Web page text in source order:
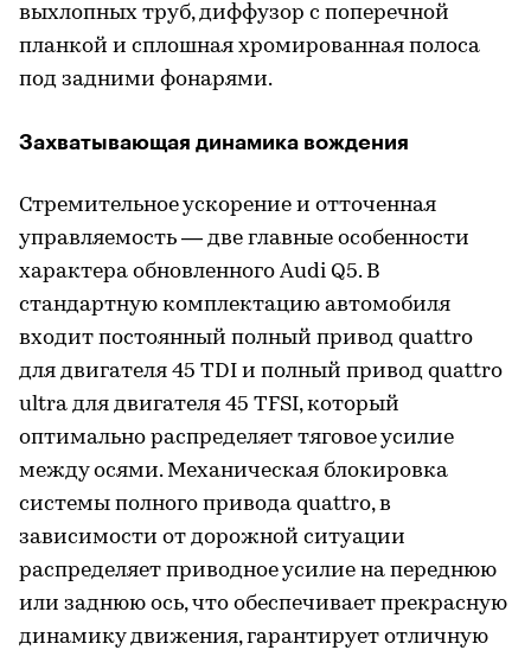
выхлопных труб, диффузор с поперечной
планкой и сплошная хромированная полоса
под задними фонарями.
Захватывающая динамика вождения
Стремительное ускорение и отточенная
управляемость — две главные особенности
характера обновленного Audi Q5. В
стандартную комплектацию автомобиля
входит постоянный полный привод quattro
для двигателя 45 TDI и полный привод quattro
ultra для двигателя 45 TFSI, который
оптимально распределяет тяговое усилие
между осями. Механическая блокировка
системы полного привода quattro, в
зависимости от дорожной ситуации
распределяет приводное усилие на переднюю
или заднюю ось, что обеспечивает прекрасную
динамику движения, гарантирует отличную